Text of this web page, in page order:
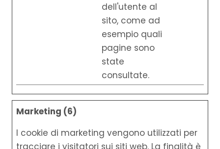
dell'utente al
sito, come ad
esempio quali
pagine sono
state
consultate.
Marketing (6)
I cookie di marketing vengono utilizzati per